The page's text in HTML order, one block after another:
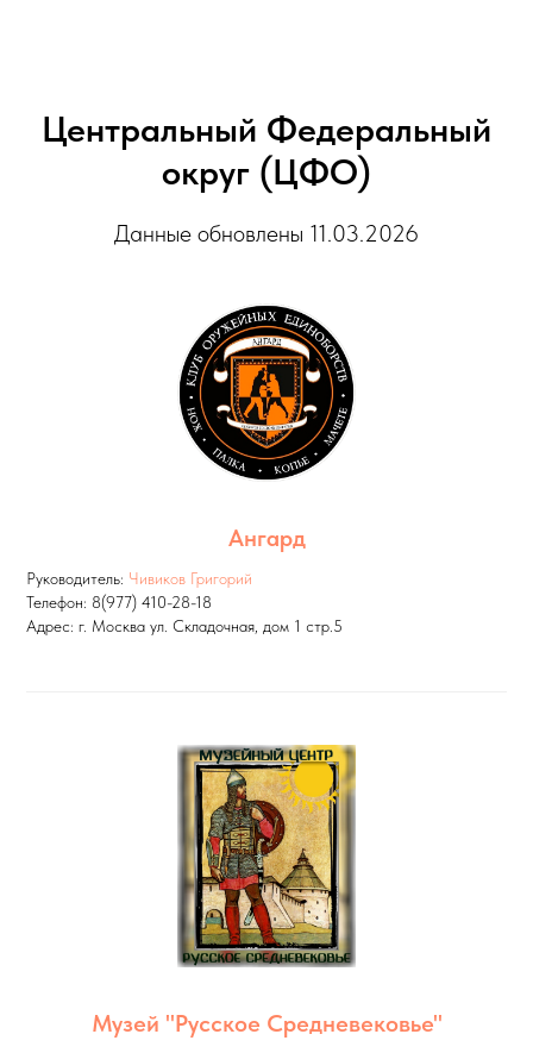
Центральный Федеральный
округ (ЦФО)
Данные обновлены 11.03.2026
Ангард
Руководитель: Чивиков Григорий
Телефон: 8(977) 410-28-18
Адрес: г. Москва ул. Складочная, дом 1 стр.5
Музей "Русское Средневековье"